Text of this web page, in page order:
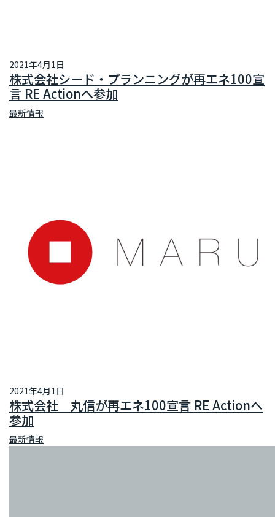
2021年4月1日
株式会社シード・プランニングが再エネ100宣
言 RE Actionへ参加
最新情報
2021年4月1日
株式会社 丸信が再エネ100宣言 RE Actionへ
参加
最新情報